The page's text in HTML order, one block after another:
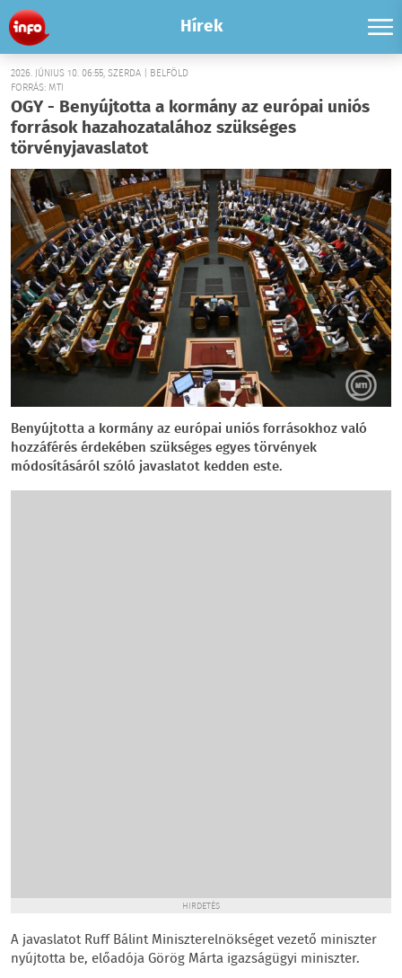
Hírek
2026. JÚNIUS 10. 06:55, SZERDA | BELFÖLD
FORRÁS: MTI
OGY - Benyújtotta a kormány az európai uniós
források hazahozatalához szükséges
törvényjavaslatot
Benyújtotta a kormány az európai uniós forrásokhoz való
hozzáférés érdekében szükséges egyes törvények
módosításáról szóló javaslatot kedden este.
HIRDETÉS
A javaslatot Ruff Bálint Miniszterelnökséget vezető miniszter
nyújtotta be, előadója Görög Márta igazságügyi miniszter.